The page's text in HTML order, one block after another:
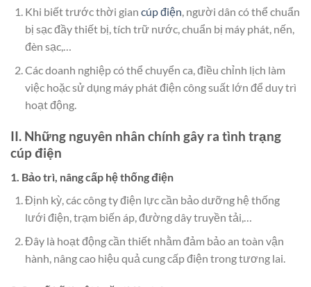
Khi biết trước thời gian cúp điện , người dân có thể chuẩn
bị sạc đầy thiết bị, tích trữ nước, chuẩn bị máy phát, nến,
đèn sạc,…
Các doanh nghiệp có thể chuyển ca, điều chỉnh lịch làm
việc hoặc sử dụng máy phát điện công suất lớn để duy trì
hoạt động.
II. Những nguyên nhân chính gây ra tình trạng
cúp điện
1. Bảo trì, nâng cấp hệ thống điện
Định kỳ, các công ty điện lực cần bảo dưỡng hệ thống
lưới điện, trạm biến áp, đường dây truyền tải,…
Đây là hoạt động cần thiết nhằm đảm bảo an toàn vận
hành, nâng cao hiệu quả cung cấp điện trong tương lai.